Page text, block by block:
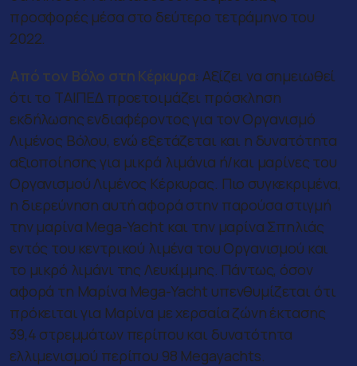
προσφορές μέσα στο δεύτερο τετράμηνο του
2022.
Από τον Βόλο στη Κέρκυρα:Αξίζει να σημειωθεί
ότι το ΤΑΙΠΕΔ προετοιμάζει πρόσκληση
εκδήλωσης ενδιαφέροντος για τον Οργανισμό
Λιμένος Βόλου, ενώ εξετάζεται και η δυνατότητα
αξιοποίησης για μικρά λιμάνια ή/και μαρίνες του
Οργανισμού Λιμένος Κέρκυρας. Πιο συγκεκριμένα,
η διερεύνηση αυτή αφορά στην παρούσα στιγμή
την μαρίνα Mega-Yacht και την μαρίνα Σπηλιάς
εντός του κεντρικού λιμένα του Οργανισμού και
το μικρό λιμάνι της Λευκίμμης. Πάντως, όσον
αφορά τη Μαρίνα Mega-Yacht υπενθυμίζεται ότι
πρόκειται για Μαρίνα με χερσαία ζώνη έκτασης
39,4 στρεμμάτων περίπου και δυνατότητα
ελλιμενισμού περίπου 98 Megayachts.